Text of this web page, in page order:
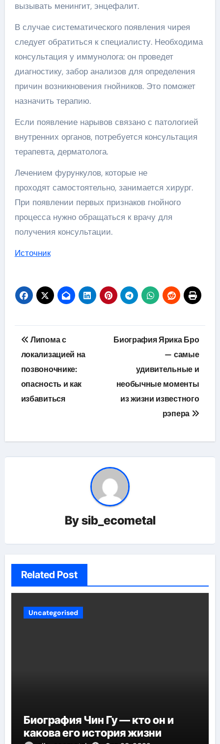
вызывать менингит, энцефалит.
В случае систематического появления чирея
следует обратиться к специалисту. Необходима
консультация у иммунолога: он проведет
диагностику, забор анализов для определения
причин возникновения гнойников. Это поможет
назначить терапию.
Если появление нарывов связано с патологией
внутренних органов, потребуется консультация
терапевта, дерматолога.
Лечением фурункулов, которые не
проходят самостоятельно, занимается хирург.
При появлении первых признаков гнойного
процесса нужно обращаться к врачу для
получения консультации.
Источник
Навигация
по
записям
Липома с
локализацией на
позвоночнике:
опасность и как
избавиться
Биография Ярика Бро
— самые
удивительные и
необычные моменты
из жизни известного
рэпера
Bysib_ecometal
Related Post
Uncategorised
Биография Чин Гу — кто он и
какова его история жизни